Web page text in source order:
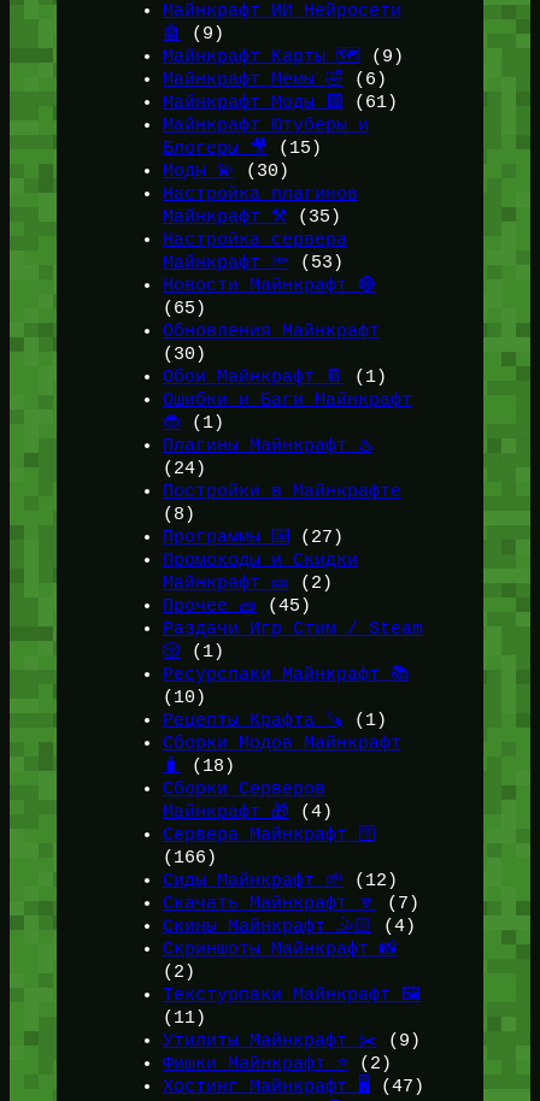
Майнкрафт ИИ Нейросети
🤖
(9)
Майнкрафт Карты 🗺️(9)
Майнкрафт Мемы 🤣 (6)
Майнкрафт Моды 🟩 (61)
Майнкрафт Ютуберы и
Блогеры 🎥
(15)
Моды 💫
(30)
Настройка плагинов
Майнкрафт ⚒️(35)
Настройка сервера
Майнкрафт 🔦 (53)
Новости Майнкрафт 🔴
(65)
Обновления Майнкрафт
(30)
Обои Майнкрафт 📔
(1)
Ошибки и Баги Майнкрафт
🐞(1)
Плагины Майнкрафт ♨️
(24)
Постройки в Майнкрафте
(8)
Программы ⌨️(27)
Промокоды и Скидки
Майнкрафт 🎫
(2)
Прочее 🧱 (45)
Раздачи Игр Стим / Steam
🎲 (1)
Ресурспаки Майнкрафт 📚
(10)
Рецепты Крафта 🪚 (1)
Сборки Модов Майнкрафт
🧳
(18)
Сборки Серверов
Майнкрафт 🎁 (4)
Сервера Майнкрафт 🛜
(166)
Сиды Майнкрафт 🌱
(12)
Скачать Майнкрафт 🔽
(7)
Скины Майнкрафт 🤹🏻
(4)
Скриншоты Майнкрафт 📸
(2)
Текстурпаки Майнкрафт 🖼️
(11)
Утилиты Майнкрафт ✂️ (9)
Фишки Майнкрафт ⭐(2)
Хостинг Майнкрафт 🖥️ (47)